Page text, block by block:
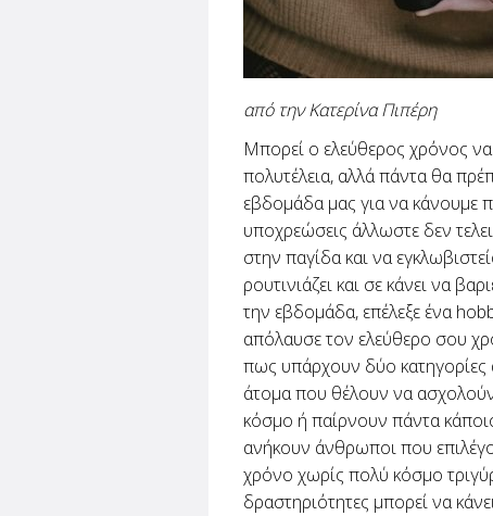
από την Κατερίνα Πιπέρη
Μπορεί ο ελεύθερος χρόνος
πολυτέλεια, αλλά πάντα θα
εβδομάδα μας για να κάνουμε
υποχρεώσεις άλλωστε δεν
στην παγίδα και να
ρουτινιάζει και σε κάνει να
την εβδομάδα, επέλεξε ένα
απόλαυσε τον ελεύθερο σου
πως υπάρχουν δύο
άτομα που θέλουν να
κόσμο ή παίρνουν πάντα
ανήκουν άνθρωποι που
χρόνο χωρίς πολύ κόσμο
δραστηριότητες μπορεί να